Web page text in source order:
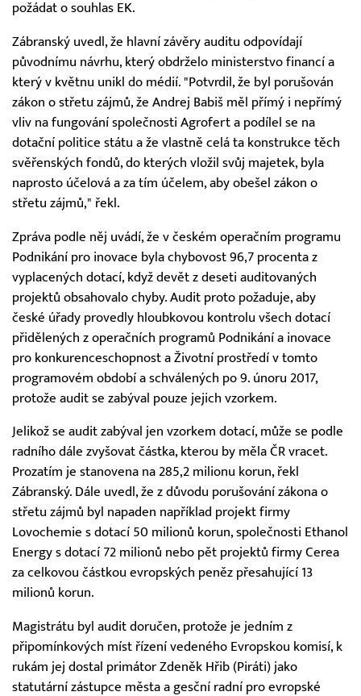
požádat o souhlas EK.
Zábranský uvedl, že hlavní závěry auditu odpovídají
původnímu návrhu, který obdrželo ministerstvo financí a
který v květnu unikl do médií. "Potvrdil, že byl porušován
zákon o střetu zájmů, že Andrej Babiš měl přímý i nepřímý
vliv na fungování společnosti Agrofert a podílel se na
dotační politice státu a že vlastně celá ta konstrukce těch
svěřenských fondů, do kterých vložil svůj majetek, byla
naprosto účelová a za tím účelem, aby obešel zákon o
střetu zájmů," řekl.
Zpráva podle něj uvádí, že v českém operačním programu
Podnikání pro inovace byla chybovost 96,7 procenta z
vyplacených dotací, když devět z deseti auditovaných
projektů obsahovalo chyby. Audit proto požaduje, aby
české úřady provedly hloubkovou kontrolu všech dotací
přidělených z operačních programů Podnikání a inovace
pro konkurenceschopnost a Životní prostředí v tomto
programovém období a schválených po 9. únoru 2017,
protože audit se zabýval pouze jejich vzorkem.
Jelikož se audit zabýval jen vzorkem dotací, může se podle
radního dále zvyšovat částka, kterou by měla ČR vracet.
Prozatím je stanovena na 285,2 milionu korun, řekl
Zábranský. Dále uvedl, že z důvodu porušování zákona o
střetu zájmů byl napaden například projekt firmy
Lovochemie s dotací 50 milionů korun, společnosti Ethanol
Energy s dotací 72 milionů nebo pět projektů firmy Cerea
za celkovou částkou evropských peněz přesahující 13
milionů korun.
Magistrátu byl audit doručen, protože je jedním z
připomínkových míst řízení vedeného Evropskou komisí, k
rukám jej dostal primátor Zdeněk Hřib (Piráti) jako
statutární zástupce města a gesční radní pro evropské